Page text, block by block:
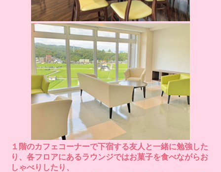
１階のカフェコーナーで下宿する友人と一緒に勉強した
り、各フロアにあるラウンジではお菓子を食べながらお
しゃべりしたり、